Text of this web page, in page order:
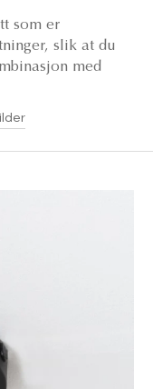
som er
slik at du
med